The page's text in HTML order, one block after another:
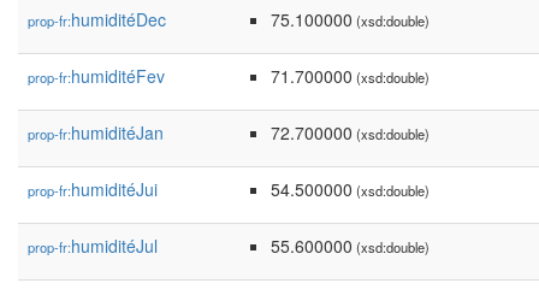
prop-fr:humiditéDec 75.100000 (xsd:double)
prop-fr:humiditéFev 71.700000 (xsd:double)
prop-fr:humiditéJan 72.700000 (xsd:double)
prop-fr:humiditéJui 54.500000 (xsd:double)
prop-fr:humiditéJul 55.600000 (xsd:double)